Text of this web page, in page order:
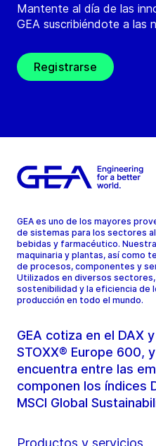
Mantente al día de las
GEA suscribiéndote a las
Registrarse
GEA es uno de los mayores
de sistemas para los sectores
bebidas y farmacéutico.
maquinaria y plantas, así como
de procesos, componentes y
Utilizados en diversos sectores,
sostenibilidad y la eficiencia de
producción en todo el mundo.
GEA cotiza en el DAX
STOXX® Europe 600,
encuentra entre las
componen los índices
MSCI Global
Productos y servicios